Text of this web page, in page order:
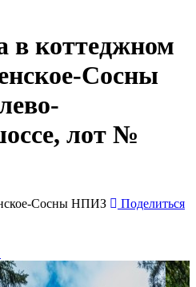
в коттеджном
Сосны
лот №
Сосны НПИЗ Поделиться